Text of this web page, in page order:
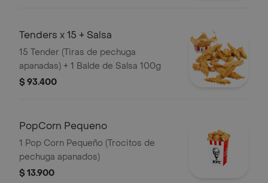
Tenders x 15 + Salsa
15 Tender (Tiras de pechuga
apanadas) + 1 Balde de Salsa 100g
$ 93.400
PopCorn Pequeno
1 Pop Corn Pequeño (Trocitos de
pechuga apanados)
$ 13.900